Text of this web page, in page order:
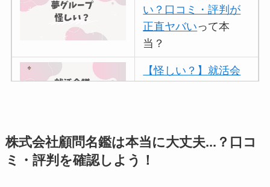
い？口コミ・評判が
正直ヤバいって本
当？
【怪しい？】就活会
アトムクリニックは
怪しい？口コミ・評
株式会社顧問名鑑は本当に大丈夫...？口コ
ミ・評判を確認しよう！